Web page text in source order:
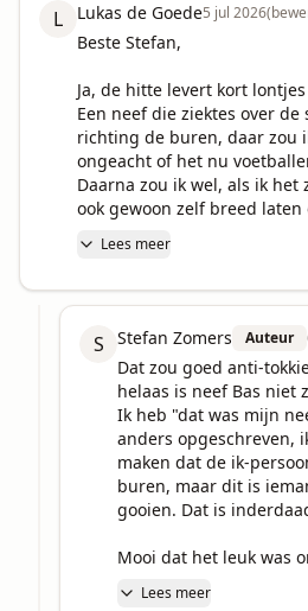
L Lukas de Goede5 jul 2026
Beste Stefan,
Ja, de hitte levert kort
Een neef die ziektes over
richting de buren, daar zou
ongeacht of het nu
Daarna zou ik wel, als ik
ook gewoon zelf breed
Lees meer
S Stefan Zomers Auteur
Dat zou goed anti-
helaas is neef Bas niet
Ik heb "dat was mijn
anders opgeschreven,
maken dat de ik-
buren, maar dit is
gooien. Dat is
Mooi dat het leuk was
Lees meer